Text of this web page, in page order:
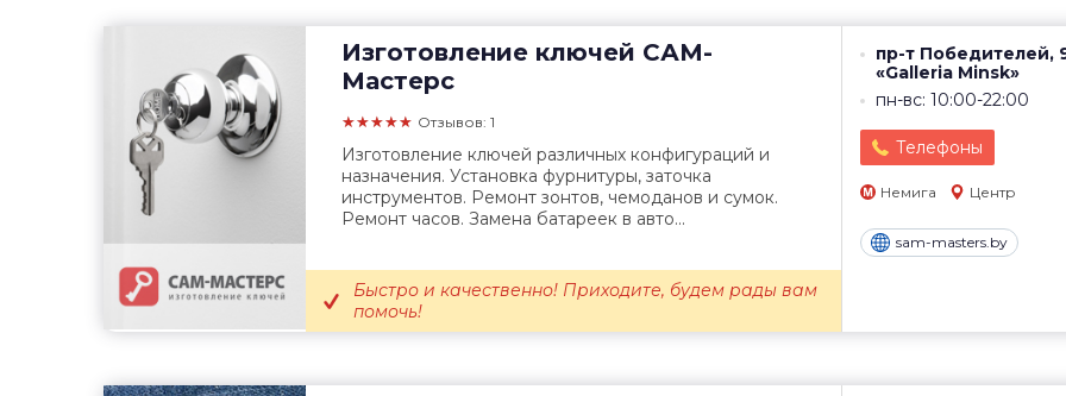
Изготовление ключей САМ-
Мастерс
★★★★★ Отзывов: 1
пр-т Победителей,
«Galleria Minsk»
пн-вс: 10:00-22:00
Телефоны
Немига Центр
sam-masters.by
Изготовление ключей различных конфигураций и
назначения. Установка фурнитуры, заточка
инструментов. Ремонт зонтов, чемоданов и сумок.
Ремонт часов. Замена батареек в авто...
Быстро и качественно! Приходите, будем рады вам
помочь!